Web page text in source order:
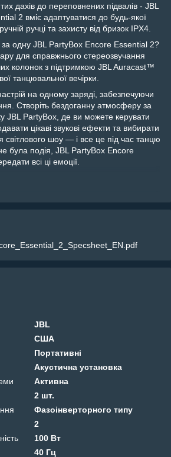
дахів до переповнених підвалів - JBL
2 вміє адаптуватися до будь-якої
ручці та захисту від бризок IPX4.
одну JBL PartyBox Encore Essential 2?
для справжнього стереозвучання
колонок з підтримкою JBL Auracast™
​​танцювальної вечірки.
на одному заряді, забезпечуючи
Створіть бездоганну атмосферу за
JBL PartyBox, де ви можете керувати
цікаві звукові ефекти та вибирати
світлового шоу — і все це під час танцю
була подія, JBL PartyBox Encore
всі ці емоції.
JBL
США
Портативні
Акустична установка
Активна
2 шт.
Фазоінверторного типу
2
100 Вт
40 Гц